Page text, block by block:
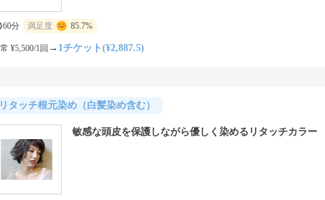
60分 満足度 85.7%
¥5,500/1回 → 1チケット(¥2,887.5)
タッチ根元染め（白髪染め含む）
敏感な頭皮を保護しながら優しく染めるリタッチカラー